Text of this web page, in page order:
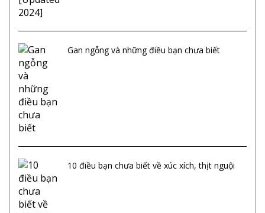
Gan ngỗng và những điều bạn chưa biết
10 điều bạn chưa biết về xúc xích, thịt nguội